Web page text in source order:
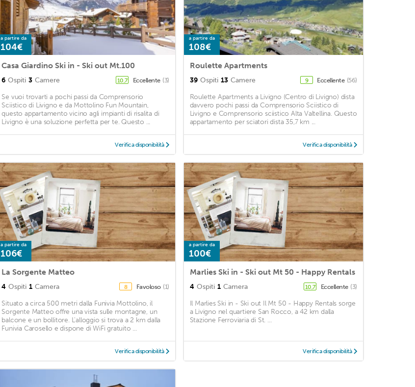
a partire da
104€
Casa Giardino Ski in - Ski out Mt.100
6 Ospiti 3 Camere 10,7 Eccellente (3)
Se vuoi trovarti a pochi passi da Comprensorio
Sciistico di Livigno e da Mottolino Fun Mountain,
questo appartamento vicino agli impianti di risalita di
Livigno è una soluzione perfetta per te. Questo ...
Verifica disponibilità
a partire da
108€
Roulette Apartments
39 Ospiti 13 Camere 9 Eccellente (56)
Roulette Apartments a Livigno (Centro di Livigno) dista
davvero pochi passi da Comprensorio Sciistico di
Livigno e Comprensorio sciistico Alta Valtellina. Questo
appartamento per sciatori dista 35,7 km ...
Verifica disponibilità
a partire da
106€
La Sorgente Matteo
4 Ospiti 1 Camera 8 Favoloso (1)
Situato a circa 500 metri dalla Funivia Mottolino, il
Sorgente Matteo offre una vista sulle montagne, un
balcone e un bollitore. L'alloggio si trova a 2 km dalla
Funivia Carosello e dispone di WiFi gratuito ...
Verifica disponibilità
a partire da
100€
Marlies Ski in - Ski out Mt 50 - Happy Rentals
4 Ospiti 1 Camera 10,7 Eccellente (3)
Il Marlies Ski in - Ski out Il Mt 50 - Happy Rentals sorge
a Livigno nel quartiere San Rocco, a 42 km dalla
Stazione Ferroviaria di St. ...
Verifica disponibilità